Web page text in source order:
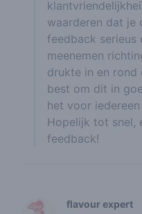
waarderen dat je
feedback serieus
meenemen
drukte in en rond
best om dit in
het voor
Hopelijk tot snel,
feedback!
flavour expert